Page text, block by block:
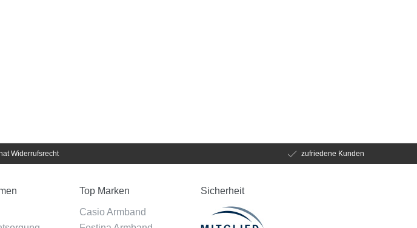
Widerrufsrecht zufriedene Kunden
Top Marken
Casio Armband
Sicherheit